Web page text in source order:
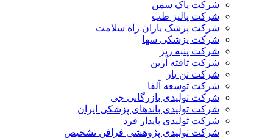
شرکت پاک سمن
شرکت پالیز طب
شرکت پزشک یاران راه سلامت
شرکت پزشکی سها
شرکت پنبه ریز
شرکت تافته آرین
شرکت تن یار
شرکت توسعه آلفا
شرکت تولیدی بازرگانی جی
شرکت تولیدی باندهای پزشکی ایران
شرکت تولیدی پایدار فرد
شرکت تولیدی پژوهشی فرافن تشخیص